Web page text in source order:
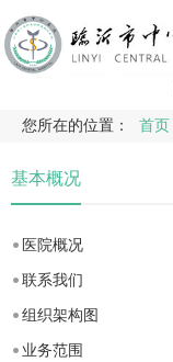
您所在的位置： 首页
基本概况
医院概况
联系我们
组织架构图
业务范围